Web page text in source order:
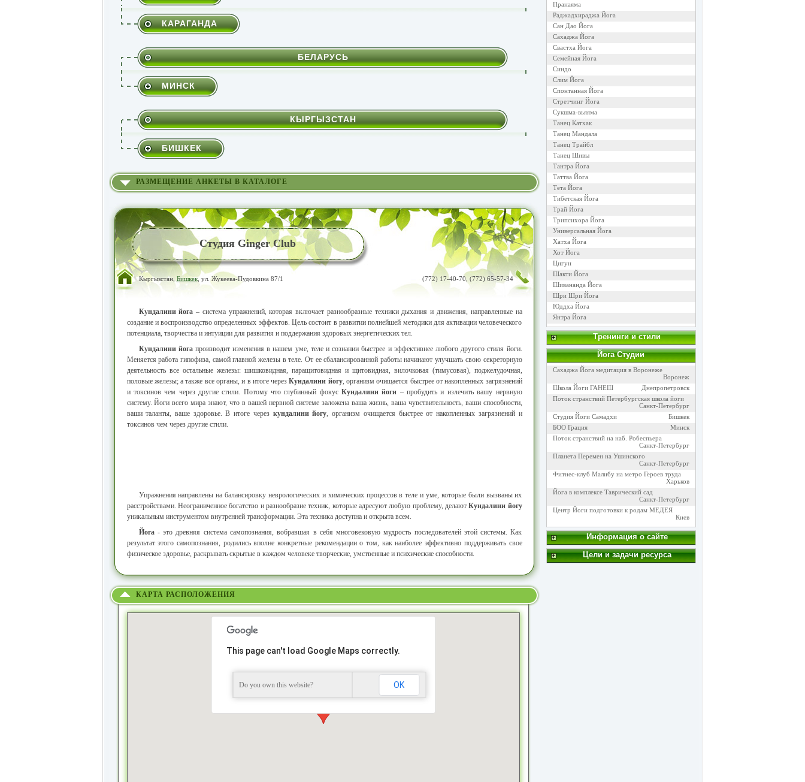
КАРАГАНДА
БЕЛАРУСЬ
МИНСК
КЫРГЫЗСТАН
БИШКЕК
РАЗМЕЩЕНИЕ АНКЕТЫ В КАТАЛОГЕ
Студия Ginger Club
Кыргызстан, Бишкек, ул. Жукеева-Пудовкина 87/1 (772) 17-40-70, (772) 65-57-34
Кундалини йога – система упражнений, которая включает разнообразные техники дыхания и движения, направленные на
создание и воспроизводство определенных эффектов. Цель состоит в развитии полнейшей методики для активации человеческого
потенциала, творчества и интуиции для развития и поддержания здоровых энергетических тел.
Кундалини йогапроизводит изменения в нашем уме, теле и сознании быстрее и эффективнее любого другого стиля йоги.
Меняется работа гипофиза, самой главной железы в теле. От ее сбалансированной работы начинают улучшать свою секреторную
деятельность все остальные железы: шишковидная, паращитовидная и щитовидная, вилочковая (тимусовая), поджелудочная,
половые железы; а также все органы, и в итоге черезКундалини йогу, организм очищается быстрее от накопленных загрязнений
и токсинов чем через другие стили. Потому что глубинный фокусКундалини йоги – пробудить и излечить вашу нервную
систему. Йоги всего мира знают, что в вашей нервной системе заложена ваша жизнь, ваша чувствительность, ваши способности,
ваши таланты, ваше здоровье. В итоге через кундалини йогу , организм очищается быстрее от накопленных загрязнений и
токсинов чем через другие стили.
Упражнения направлены на балансировку неврологических и химических процессов в теле и уме, которые были вызваны их
расстройствами. Неограниченное богатство и разнообразие техник, которые адресуют любую проблему, делаютКундалини йогу
уникальным инструментом внутренней трансформации. Эта техника доступна и открыта всем.
Йога- это древняя система самопознания, вобравшая в себя многовековую мудрость последователей этой системы. Как
результат этого самопознания, родились вполне конкретные рекомендации о том, как наиболее эффективно поддерживать свое
физическое здоровье, раскрывать скрытые в каждом человеке творческие, умственные и психические способности.
КАРТА РАСПОЛОЖЕНИЯ
This page can't load Google Maps correctly.
Do you own this website? OK
Пранаяма
Раджадхираджа Йога
Сан Дао Йога
Сахаджа Йога
Свастха Йога
Семейная Йога
Синдо
Слим Йога
Спонтанная Йога
Стретчинг Йога
Сукшма-вьяяма
Танец Катхак
Танец Мандала
Танец Трайбл
Танец Шивы
Тантра Йога
Таттва Йога
Тета Йога
Тибетская Йога
Трай Йога
Трипсихора Йога
Универсальная Йога
Хатха Йога
Хот Йога
Цигун
Шакти Йога
Шивананда Йога
Шри Шри Йога
Юддха Йога
Янтра Йога
Тренинги и стили
Йога Cтудии
Сахаджа Йога медитация в Воронеже
Воронеж
Школа Йоги ГАНЕШ
Днепропетровск
Поток странствий Петербургская школа йоги
Санкт-Петербург
Студия Йоги Самадхи
Бишкек
БОО Грация
Минск
Поток странствий на наб. Робеспьера
Санкт-Петербург
Планета Перемен на Ушинского
Санкт-Петербург
Фитнес-клуб Малибу на метро Героев труда
Харьков
Йога в комплексе Таврический сад
Санкт-Петербург
Центр Йоги подготовки к родам МЕДЕЯ
Киев
Информация о сайте
Цели и задачи ресурса